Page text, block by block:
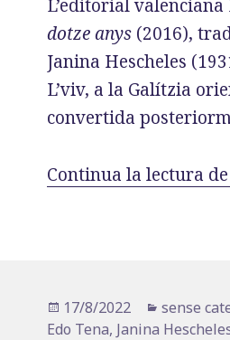
L’editorial
dotze anys (2016),
Janina Hescheles
L’viv, a la Galítzia
convertida
Continua la lectura de
Publicat
el
17/8/2022 sense
Edo Tena, Janina